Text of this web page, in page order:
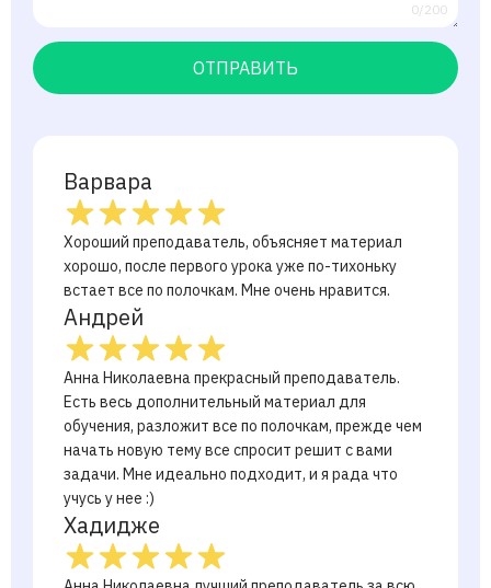
0/200
ОТПРАВИТЬ
Варвара
Хороший преподаватель, объясняет материал
хорошо, после первого урока уже по-тихоньку
встает все по полочкам. Мне очень нравится.
Андрей
Анна Николаевна прекрасный преподаватель.
Есть весь дополнительный материал для
обучения, разложит все по полочкам, прежде чем
начать новую тему все спросит решит с вами
задачи. Мне идеально подходит, и я рада что
учусь у нее :)
Хадидже